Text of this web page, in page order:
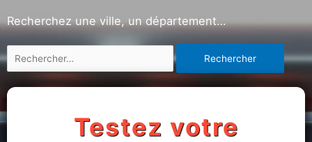
Recherchez une ville, un département…
Testez votre